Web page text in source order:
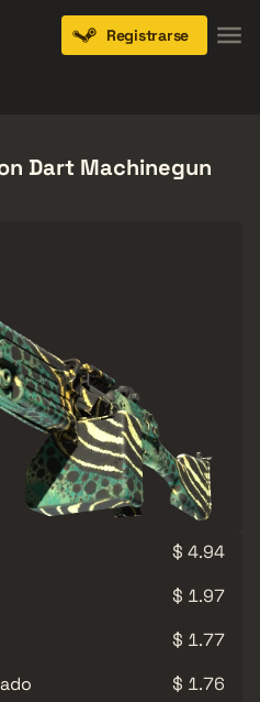
Registrarse
Dart Machinegun
$ 4.94
$ 1.97
$ 1.77
$ 1.76